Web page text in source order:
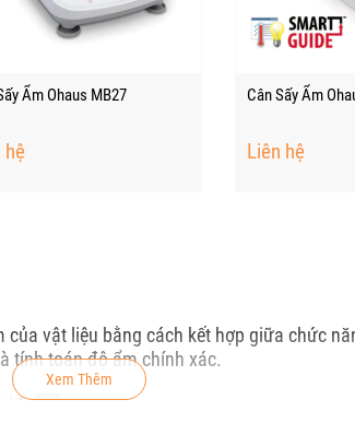
Ẩm Ohaus MB27
hệ
Cân Sấy Ẩm
Liên hệ
vật liệu bằng cách kết hợp giữa chức
tính toán độ ẩm chính xác.
Xem Thêm